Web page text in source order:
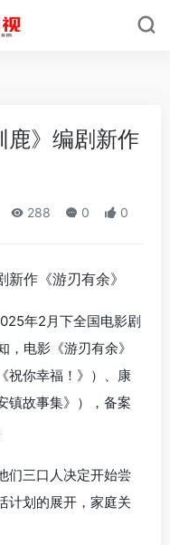
鹿》编剧新作
288 0 0
年2月下全国电影剧
，电影《游刃有余》
祝你幸福！》）、康
镇故事集》），备案
们三口人决定开始尝
计划的展开，家庭关